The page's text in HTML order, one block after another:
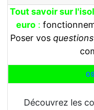
Tout savoir sur
euro :
Poser vos questions
Découvrez les